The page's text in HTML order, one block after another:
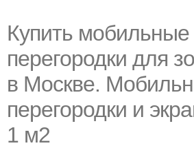
Купить мобильные
перегородки для
в Москве.
перегородки и
1 м2